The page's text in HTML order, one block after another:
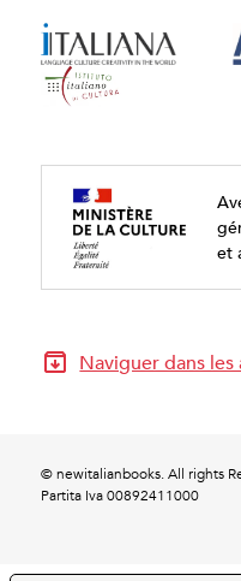
et
Naviguer dans
© newitalianbooks. All rights
Partita Iva 00892411000